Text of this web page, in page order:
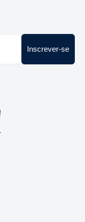
Inscrever-se